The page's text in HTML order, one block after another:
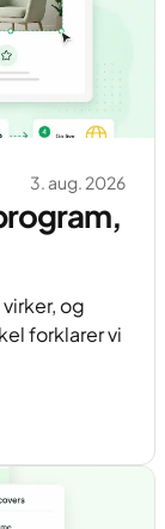
3. aug. 2026
og
forklarer vi